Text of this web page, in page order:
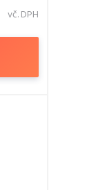
vč. DPH